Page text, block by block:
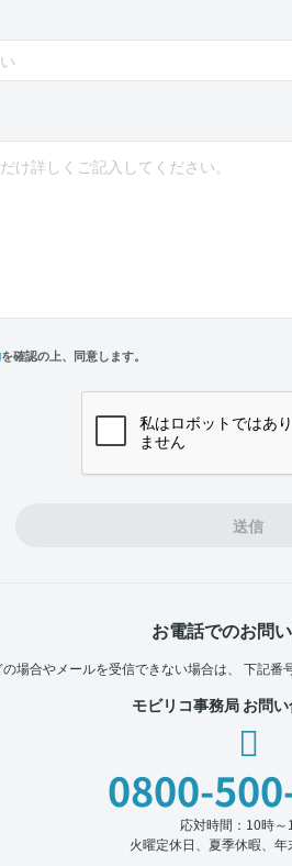
を確認の上、同意します。
送信
お電話でのお問
場合やメールを受信できない場合は、 下記番
モビリコ事務局 お問
0800-
応対時間：10時～
火曜定休日、夏季休暇、年